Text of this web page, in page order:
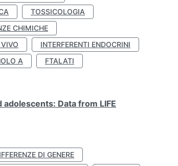
TOSSICOLOGIA
CHIMICHE
INTERFERENTI ENDOCRINI
A
FTALATI
Data from LIFE
DI GENERE